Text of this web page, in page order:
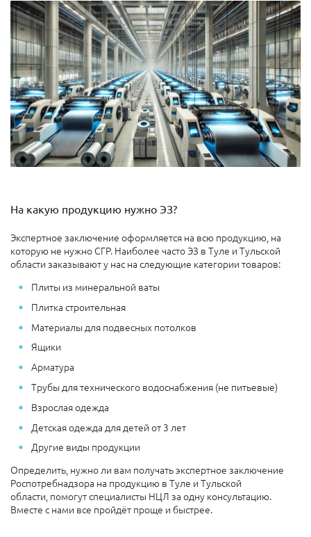
На какую продукцию нужно ЭЗ?
Экспертное заключение оформляется на всю продукцию, на
которую не нужно СГР. Наиболее часто ЭЗ в Туле и Тульской
области заказывают у нас на следующие категории товаров:
Плиты из минеральной ваты
Плитка строительная
Материалы для подвесных потолков
Ящики
Арматура
Трубы для технического водоснабжения (не питьевые)
Взрослая одежда
Детская одежда для детей от 3 лет
Другие виды продукции
Определить, нужно ли вам получать экспертное заключение
Роспотребнадзора на продукцию в Туле и Тульской
области, помогут специалисты НЦЛ за одну консультацию.
Вместе с нами все пройдёт проще и быстрее.